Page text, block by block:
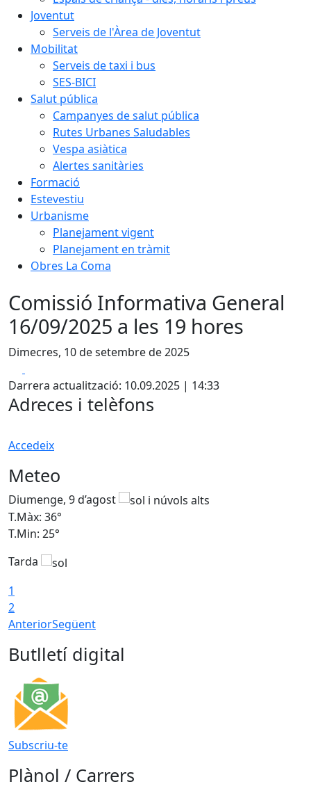
Joventut
Serveis de l'Àrea de Joventut
Mobilitat
Serveis de taxi i bus
SES-BICI
Salut pública
Campanyes de salut pública
Rutes Urbanes Saludables
Vespa asiàtica
Alertes sanitàries
Formació
Estevestiu
Urbanisme
Planejament vigent
Planejament en tràmit
Obres La Coma
Comissió Informativa General
16/09/2025 a les 19 hores
Dimecres, 10 de setembre de 2025
Darrera actualització: 10.09.2025 | 14:33
Adreces i telèfons
Accedeix
Meteo
Diumenge, 9 d’agost
T.Màx: 36°
T.Min: 25°
Tarda
1
2
AnteriorSegüent
Butlletí digital
Subscriu-te
Plànol / Carrers